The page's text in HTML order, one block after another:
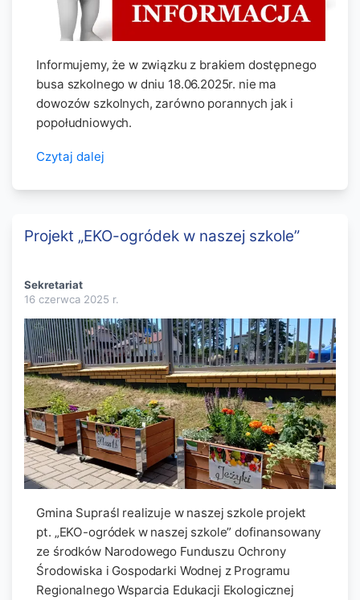
Informujemy, że w związku z brakiem dostępnego
busa szkolnego w dniu 18.06.2025r. nie ma
dowozów szkolnych, zarówno porannych jak i
popołudniowych.
Czytaj dalej
Projekt „EKO-ogródek w naszej szkole”
Sekretariat
16 czerwca 2025 r.
Gmina Supraśl realizuje w naszej szkole projekt
pt. „EKO-ogródek w naszej szkole” dofinansowany
ze środków Narodowego Funduszu Ochrony
Środowiska i Gospodarki Wodnej z Programu
Regionalnego Wsparcia Edukacji Ekologicznej